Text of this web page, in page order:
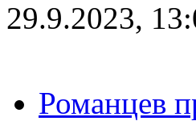
29.9.2023,
Романцев